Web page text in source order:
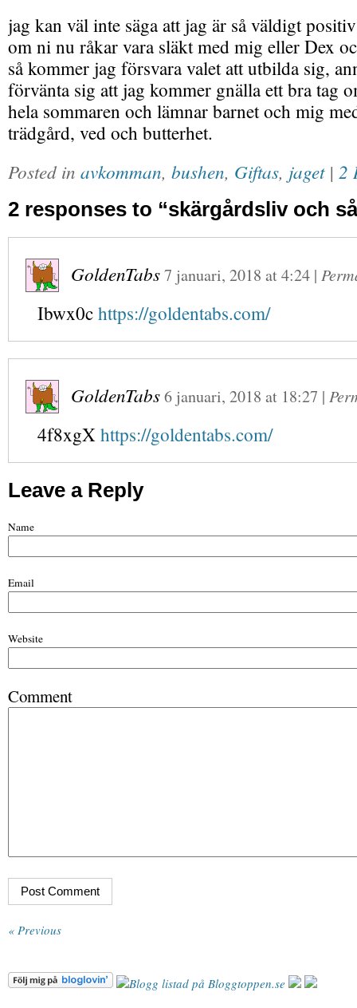
jag kan väl inte säga att jag är så väldigt
om ni nu råkar vara släkt med mig eller Dex
så kommer jag försvara valet att utbilda sig,
förvänta sig att jag kommer gnälla ett bra tag
hela sommaren och lämnar barnet och mig
trädgård, ved och butterhet.
Posted in avkomman, bushen, Giftas, jaget| 2
2 responses to “skärgårdsliv och
GoldenTabs7 januari, 2018 at4:24 |
Ibwx0chttps://goldentabs.com/
GoldenTabs6 januari, 2018 at 18:27 |
4f8xgXhttps://goldentabs.com/
Leave a Reply
Name
Email
Website
Comment
« Previous